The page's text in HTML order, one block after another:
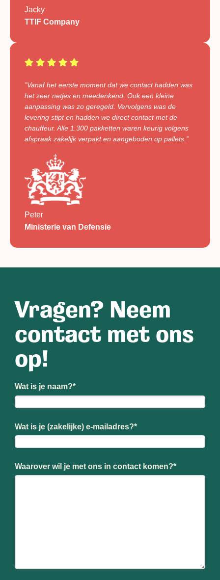
Jacky
TTIF Company
”Vanaf het eerste moment dat we contact hadden was
het zeer netjes en meedenkend. Ook een kleine
aanpassing was zo geregeld. Vervolgens was de
levering stipt en hadden we direct contact met de
chauffeur. Alle 1.300 pakketten waren keurig volgens
afspraak zakelijk verpakt en aangeboden op pallets.”
Peter
Ministerie van Defensie
Vragen? Neem
contact met ons
op!
Wat is je naam?*
Wat is je (zakelijke) e-mailadres?*
Waarover wil je met ons in contact komen?*